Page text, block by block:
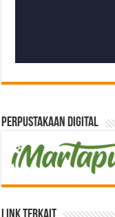
Perpustakaan Digital